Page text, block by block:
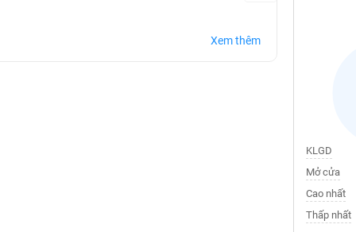
Xem thêm
KLGD
Mở cửa
Cao nhất
Thấp nhất